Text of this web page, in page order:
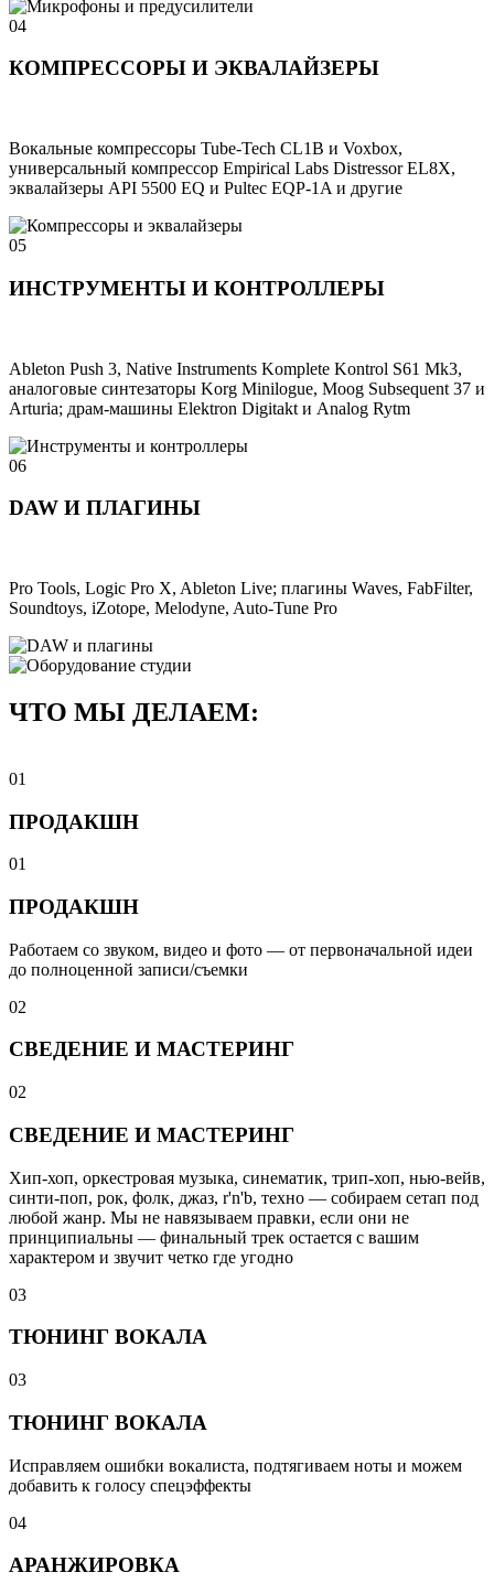
04
КОМПРЕССОРЫ И ЭКВАЛАЙЗЕРЫ
Вокальные компрессоры Tube-Tech CL1B и Voxbox,
универсальный компрессор Empirical Labs Distressor EL8X,
эквалайзеры API 5500 EQ и Pultec EQP-1A и другие
05
ИНСТРУМЕНТЫ И КОНТРОЛЛЕРЫ
Ableton Push 3, Native Instruments Komplete Kontrol S61 Mk3,
аналоговые синтезаторы Korg Minilogue, Moog Subsequent 37 и
Arturia; драм-машины Elektron Digitakt и Analog Rytm
06
DAW И ПЛАГИНЫ
Pro Tools, Logic Pro X, Ableton Live; плагины Waves, FabFilter,
Soundtoys, iZotope, Melodyne, Auto-Tune Pro
ЧТО МЫ ДЕЛАЕМ:
01
ПРОДАКШН
01
ПРОДАКШН
Работаем со звуком, видео и фото — от первоначальной идеи
до полноценной записи/съемки
02
СВЕДЕНИЕ И МАСТЕРИНГ
02
СВЕДЕНИЕ И МАСТЕРИНГ
Хип-хоп, оркестровая музыка, синематик, трип-хоп, нью-вейв,
синти-поп, рок, фолк, джаз, r'n'b, техно — собираем сетап под
любой жанр. Мы не навязываем правки, если они не
принципиальны — финальный трек остается с вашим
характером и звучит четко где угодно
03
ТЮНИНГ ВОКАЛА
03
ТЮНИНГ ВОКАЛА
Исправляем ошибки вокалиста, подтягиваем ноты и можем
добавить к голосу спецэффекты
04
АРАНЖИРОВКА